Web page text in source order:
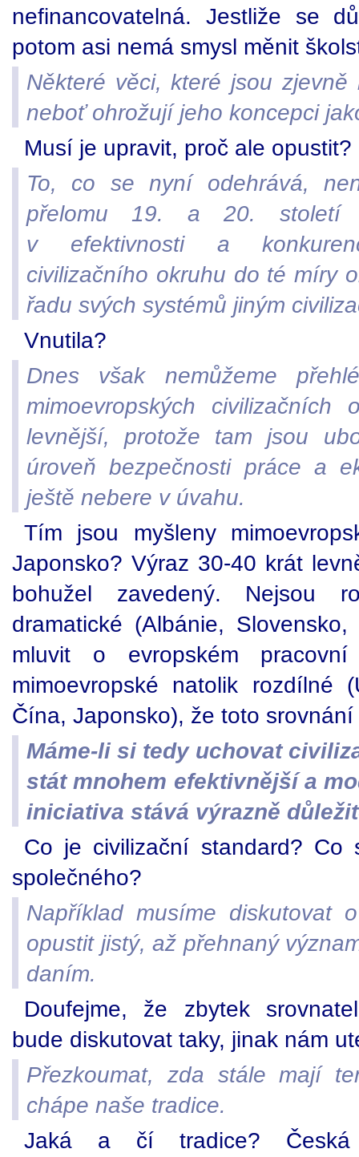
nefinancovatelná. Jestliže se
potom asi nemá smysl měnit
Některé věci, které jsou
neboť ohrožují jeho koncepci
Musí je upravit, proč ale opustit?
To, co se nyní odehrává,
přelomu 19. a 20. století
v efektivnosti a
civilizačního okruhu do té míry
řadu svých systémů jiným
Vnutila?
Dnes však nemůžeme
mimoevropských
levnější, protože tam jsou
úroveň bezpečnosti práce a
ještě nebere v úvahu.
Tím jsou myšleny
Japonsko? Výraz 30-40 krát
bohužel zavedený. Nejsou
dramatické (Albánie,
mluvit o evropském
mimoevropské natolik rozdílné
Čína, Japonsko), že toto
Máme-li si tedy uchovat
stát mnohem efektivnější a
iniciativa stává výrazně
Co je civilizační standard?
společného?
Například musíme
opustit jistý, až přehnaný
daním.
Doufejme, že zbytek
bude diskutovat taky, jinak nám
Přezkoumat, zda stále mají
chápe naše tradice.
Jaká a čí tradice? Česká